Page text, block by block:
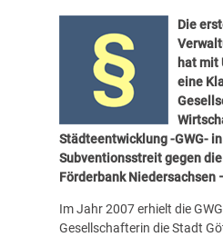
Die
hat mit
eine
Städteentwicklung -GWG-
Subventionsstreit gegen
Förderbank Niedersachsen
Im Jahr 2007 erhielt die
Gesellschafterin die Stadt